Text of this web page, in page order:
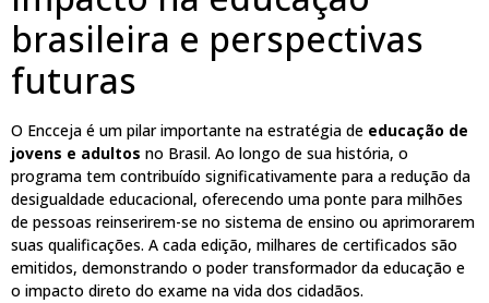
brasileira e perspectivas
futuras
O Encceja é um pilar importante na estratégia de educação de
jovens e adultos no Brasil. Ao longo de sua história, o
programa tem contribuído significativamente para a redução da
desigualdade educacional, oferecendo uma ponte para milhões
de pessoas reinserirem-se no sistema de ensino ou aprimorarem
suas qualificações. A cada edição, milhares de certificados são
emitidos, demonstrando o poder transformador da educação e
o impacto direto do exame na vida dos cidadãos.